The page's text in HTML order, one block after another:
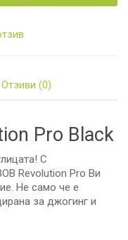
Отзиви (0)
Pro Black
С
Revolution Pro Ви
Не само че е
за джогинг и